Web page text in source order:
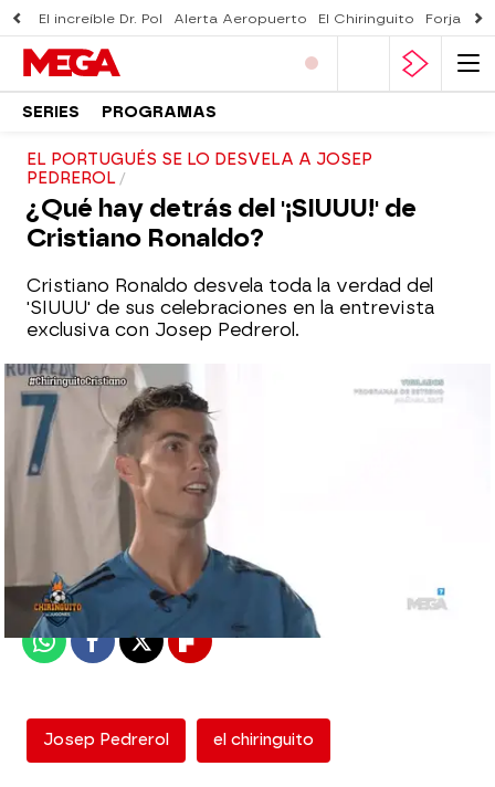
El increíble Dr. Pol Alerta Aeropuerto El Chiringuito Forjado
SERIES PROGRAMAS
EL PORTUGUÉS SE LO DESVELA A JOSEP
PEDREROL
¿Qué hay detrás del '¡SIUUU!' de
Cristiano Ronaldo?
Cristiano Ronaldo desvela toda la verdad del
'SIUUU' de sus celebraciones en la entrevista
exclusiva con Josep Pedrerol.
Madrid
Publicado: 24 de mayo de 2018, 02:58
WhatsappFacebook
X Flipboard
Josep Pedrerol el chiringuito